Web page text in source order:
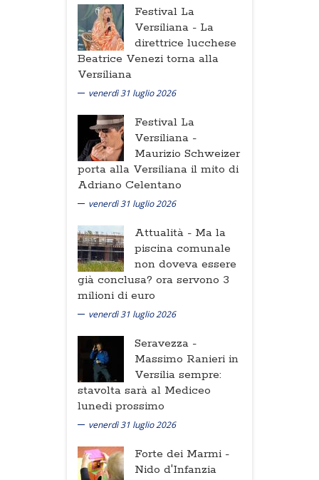
Festival La
Versiliana - La
direttrice lucchese
Beatrice Venezi torna alla
Versiliana
venerdì 31 luglio 2026
Festival La
Versiliana -
Maurizio Schweizer
porta alla Versiliana il mito di
Adriano Celentano
venerdì 31 luglio 2026
Attualità - Ma la
piscina comunale
non doveva essere
già conclusa? ora servono 3
milioni di euro
venerdì 31 luglio 2026
Seravezza -
Massimo Ranieri in
Versilia sempre:
stavolta sarà al Mediceo
lunedi prossimo
venerdì 31 luglio 2026
Forte dei Marmi -
Nido d'Infanzia